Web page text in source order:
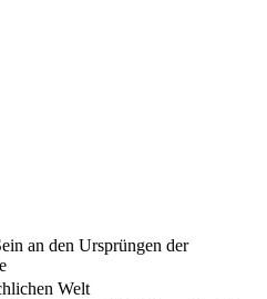
an den Ursprüngen der
Welt